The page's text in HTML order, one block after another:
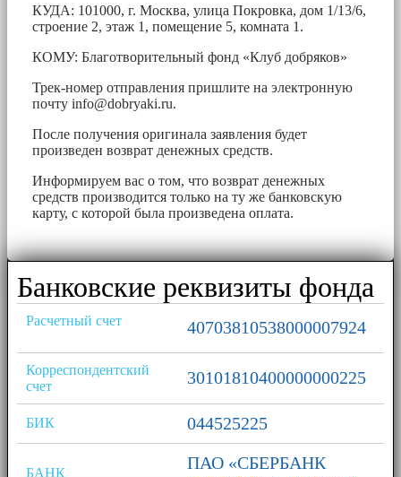
КУДА: 101000, г. Москва, улица Покровка, дом 1/13/6,
строение 2, этаж 1, помещение 5, комната 1.
КОМУ: Благотворительный фонд «Клуб добряков»
Трек-номер отправления пришлите на электронную
почту info@dobryaki.ru.
После получения оригинала заявления будет
произведен возврат денежных средств.
Информируем вас о том, что возврат денежных
средств производится только на ту же банковскую
карту, с которой была произведена оплата.
Банковские реквизиты фонда
Расчетный счет 40703810538000007924
Корреспондентский
счет
30101810400000000225
БИК 044525225
БАНК
ПАО «СБЕРБАНК